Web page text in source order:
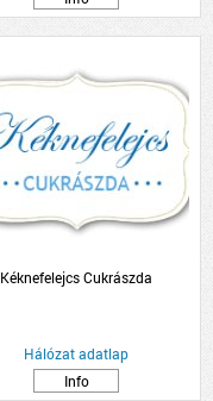
Kéknefelejcs Cukrászda
Hálózat adatlap
Info